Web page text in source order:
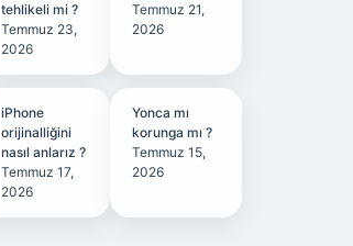
tehlikeli mi ?
Temmuz 23,
2026
Temmuz 21,
2026
iPhone
orijinalliğini
nasıl anlarız ?
Temmuz 17,
2026
Yonca mı
korunga mı ?
Temmuz 15,
2026